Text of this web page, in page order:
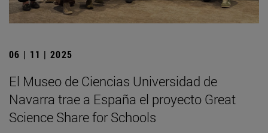
06 | 11 | 2025
El Museo de Ciencias Universidad de
Navarra trae a España el proyecto Great
Science Share for Schools